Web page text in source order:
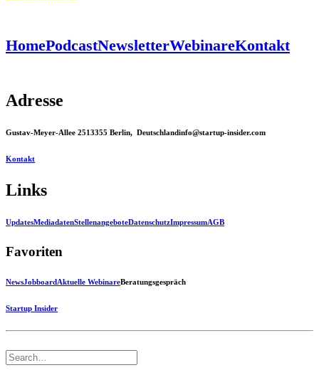
HomePodcastNewsletterWebinareKontakt
Adresse
Gustav-Meyer-Allee 2513355 Berlin, Deutschlandinfo@startup-insider.com
Kontakt
Links
UpdatesMediadatenStellenangeboteDatenschutzImpressumAGB
Favoriten
NewsJobboardAktuelle WebinareBeratungsgespräch
Startup Insider